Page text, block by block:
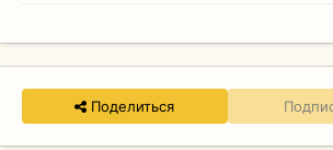
Поделиться